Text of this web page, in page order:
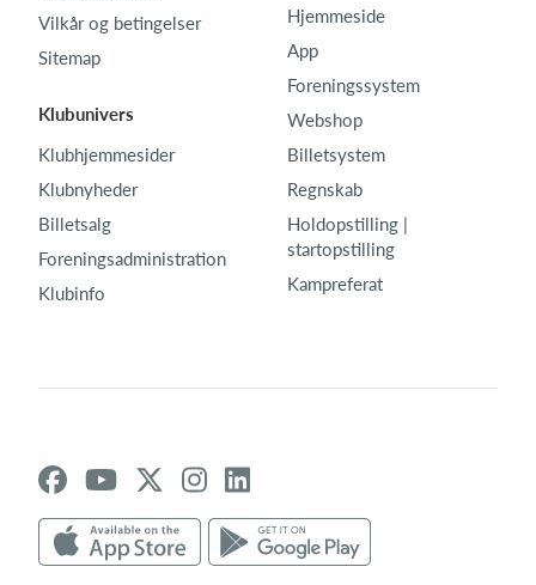
Vilkår og betingelser
Sitemap
Klubunivers
Klubhjemmesider
Klubnyheder
Billetsalg
Foreningsadministration
Klubinfo
Hjemmeside
App
Foreningssystem
Webshop
Billetsystem
Regnskab
Holdopstilling |
startopstilling
Kampreferat